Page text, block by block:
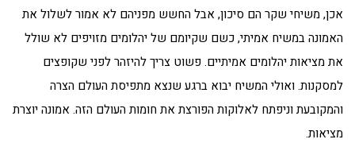
אכן, משיחי שקר הם סיכון, אבל החשש מפניהם לא אמור לשלול את
האמונה במשיח אמיתי, כשם שקיומם של יהלומים מזויפים לא שולל
את מציאות יהלומים אמיתיים. פשוט צריך להיזהר לפני שקופצים
למסקנות. ואולי המשיח יבוא ברגע שנצא מתפיסת העולם הצרה
והמקובעת וניפתח לאלוקות הפורצת את חומות העולם הזה. אמונה יוצרת
מציאות.